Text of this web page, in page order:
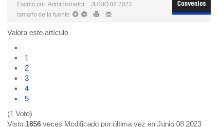
Convenios
Escrito por Administrador
JUNIO 08 2023
tamaño de la fuente
Valora este artículo
1
2
3
4
5
(1 Voto)
Visto 1856 veces Modificado por última vez en Junio 08 2023